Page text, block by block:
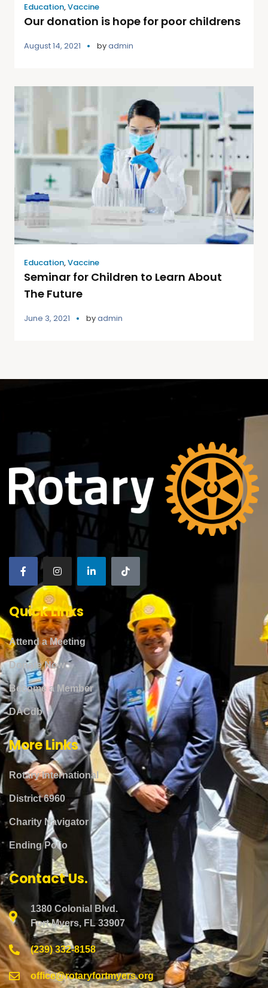
Education,Vaccine
Our donation is hope for poor childrens
August 14, 2021 byadmin
Education,Vaccine
Seminar for Children to Learn About
The Future
June 3, 2021 byadmin
Quick Links
Attend a Meeting
Donate Now
Become a Member
DACdb
More Links
Rotary International
District 6960
Charity Navigator
Ending Polio
Contact Us.
1380 Colonial Blvd.
Fort Myers, FL 33907
(239) 332-8158
office@rotaryfortmyers.org